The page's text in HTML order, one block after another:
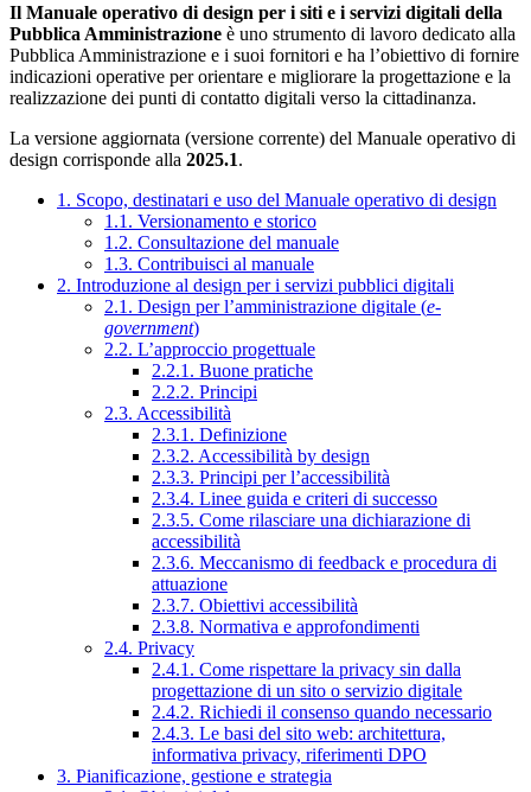
Il Manuale operativo di design per i siti e i servizi digitali della
Pubblica Amministrazione è uno strumento di lavoro dedicato alla
Pubblica Amministrazione e i suoi fornitori e ha l’obiettivo di fornire
indicazioni operative per orientare e migliorare la progettazione e la
realizzazione dei punti di contatto digitali verso la cittadinanza.
La versione aggiornata (versione corrente) del Manuale operativo di
design corrisponde alla 2025.1.
1. Scopo, destinatari e uso del Manuale operativo di design
1.1. Versionamento e storico
1.2. Consultazione del manuale
1.3. Contribuisci al manuale
2. Introduzione al design per i servizi pubblici digitali
2.1. Design per l’amministrazione digitale (e-
government)
2.2. L’approccio progettuale
2.2.1. Buone pratiche
2.2.2. Principi
2.3. Accessibilità
2.3.1. Definizione
2.3.2. Accessibilità by design
2.3.3. Principi per l’accessibilità
2.3.4. Linee guida e criteri di successo
2.3.5. Come rilasciare una dichiarazione di
accessibilità
2.3.6. Meccanismo di feedback e procedura di
attuazione
2.3.7. Obiettivi accessibilità
2.3.8. Normativa e approfondimenti
2.4. Privacy
2.4.1. Come rispettare la privacy sin dalla
progettazione di un sito o servizio digitale
2.4.2. Richiedi il consenso quando necessario
2.4.3. Le basi del sito web: architettura,
informativa privacy, riferimenti DPO
3. Pianificazione, gestione e strategia